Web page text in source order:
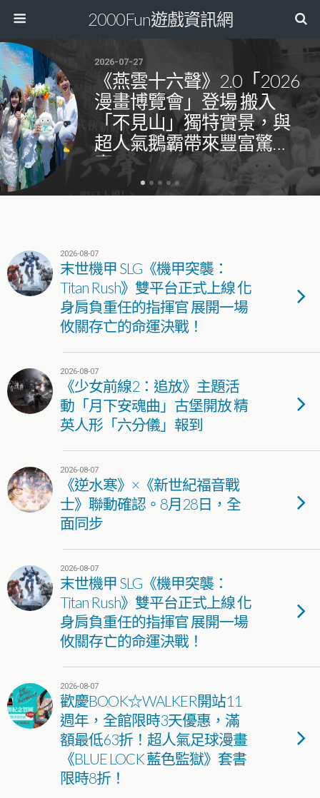
2000Fun遊戲資訊網
2026-07-27
《燕雲十六聲》2.0「2026
漫畫博覽會」登場 搬入
「不見山」獨特實景，與
超人氣鵝霸帶來豐富驚
喜！
2026-08-07
末世機甲 SLG《機甲突襲：
Titan Rush》雙平台正式上線 化
身肩負重任的指揮官 展開一場
攸關存亡的命運決戰！
2026-08-07
《少女前線2：追放》主題活
動「月下安魂曲」古堡開放 精
英人形「六分儀」報到
2026-08-07
《逆水寒》×《新世紀福音戰
士》聯動確認。8月28日，全
面同步
2026-08-07
末世機甲 SLG《機甲突襲：
Titan Rush》雙平台正式上線 化
身肩負重任的指揮官 展開一場
攸關存亡的命運決戰！
2026-08-07
歡慶BOOK☆WALKER開站11
週年，全館限時3天優惠，滿
額最低63折！超人氣足球漫畫
《BLUE LOCK 藍色監獄》套書
限時8折！